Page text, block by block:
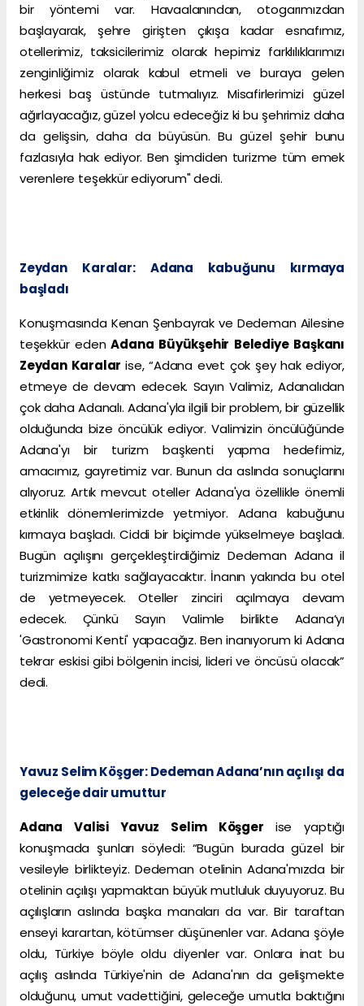
bir yöntemi var. Havaalanından, otogarımızdan
başlayarak, şehre girişten çıkışa kadar esnafımız,
otellerimiz, taksicilerimiz olarak hepimiz farklılıklarımızı
zenginliğimiz olarak kabul etmeli ve buraya gelen
herkesi baş üstünde tutmalıyız. Misafirlerimizi güzel
ağırlayacağız, güzel yolcu edeceğiz ki bu şehrimiz daha
da gelişsin, daha da büyüsün. Bu güzel şehir bunu
fazlasıyla hak ediyor. Ben şimdiden turizme tüm emek
verenlere teşekkür ediyorum" dedi.
Zeydan Karalar: Adana kabuğunu kırmaya
başladı
Konuşmasında Kenan Şenbayrak ve Dedeman Ailesine
teşekkür edenAdana Büyükşehir Belediye Başkanı
Zeydan Karalarise, “Adana evet çok şey hak ediyor,
etmeye de devam edecek. Sayın Valimiz, Adanalıdan
çok daha Adanalı. Adana'yla ilgili bir problem, bir güzellik
olduğunda bize öncülük ediyor. Valimizin öncülüğünde
Adana'yı bir turizm başkenti yapma hedefimiz,
amacımız, gayretimiz var. Bunun da aslında sonuçlarını
alıyoruz. Artık mevcut oteller Adana'ya özellikle önemli
etkinlik dönemlerimizde yetmiyor. Adana kabuğunu
kırmaya başladı. Ciddi bir biçimde yükselmeye başladı.
Bugün açılışını gerçekleştirdiğimiz Dedeman Adana il
turizmimize katkı sağlayacaktır. İnanın yakında bu otel
de yetmeyecek. Oteller zinciri açılmaya devam
edecek. Çünkü Sayın Valimle birlikte Adana’yı
'Gastronomi Kenti' yapacağız. Ben inanıyorum ki Adana
tekrar eskisi gibi bölgenin incisi, lideri ve öncüsü olacak”
dedi.
Yavuz Selim Köşger: Dedeman Adana’nın açılışı da
geleceğe dair umuttur
Adana Valisi Yavuz Selim Köşger ise yaptığı
konuşmada şunları söyledi: “Bugün burada güzel bir
vesileyle birlikteyiz. Dedeman otelinin Adana'mızda bir
otelinin açılışı yapmaktan büyük mutluluk duyuyoruz. Bu
açılışların aslında başka manaları da var. Bir taraftan
enseyi karartan, kötümser düşünenler var. Adana şöyle
oldu, Türkiye böyle oldu diyenler var. Onlara inat bu
açılış aslında Türkiye'nin de Adana'nın da gelişmekte
olduğunu, umut vadettiğini, geleceğe umutla baktığını